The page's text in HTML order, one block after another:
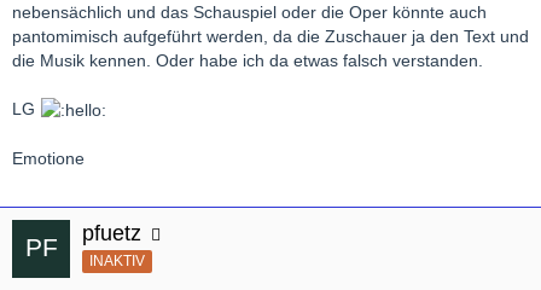
nebensächlich und das Schauspiel oder die Oper könnte auch
pantomimisch aufgeführt werden, da die Zuschauer ja den Text und
die Musik kennen. Oder habe ich da etwas falsch verstanden.
LG
Emotione
pfuetz
INAKTIV